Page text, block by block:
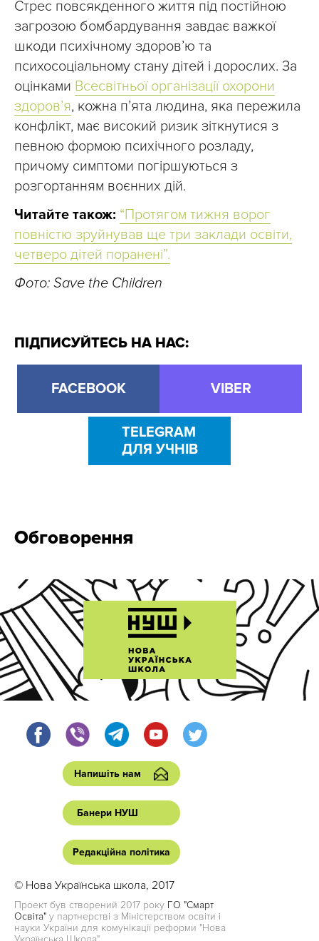
Стрес повсякденного життя під постійною
загрозою бомбардування завдає важкої
шкоди психічному здоров’ю та
психосоціальному стану дітей і дорослих. За
оцінками Всесвітньої організації охорони
здоров’я, кожна п’ята людина, яка пережила
конфлікт, має високий ризик зіткнутися з
певною формою психічного розладу,
причому симптоми погіршуються з
розгортанням воєнних дій.
Читайте також: “Протягом тижня ворог
повністю зруйнував ще три заклади освіти,
четверо дітей поранені”.
Фото: Save the Children
ПІДПИСУЙТЕСЬ НА НАС:
FACEBOOK VIBER
TELEGRAM
ДЛЯ УЧНІВ
Обговорення
Напишіть нам
Банери НУШ
Редакційна політика
© Нова Українська школа, 2017
Проект був створений 2017 року ГО "Смарт
Освіта" у партнерстві з Міністерством освіти і
науки України для комунікації реформи "Нова